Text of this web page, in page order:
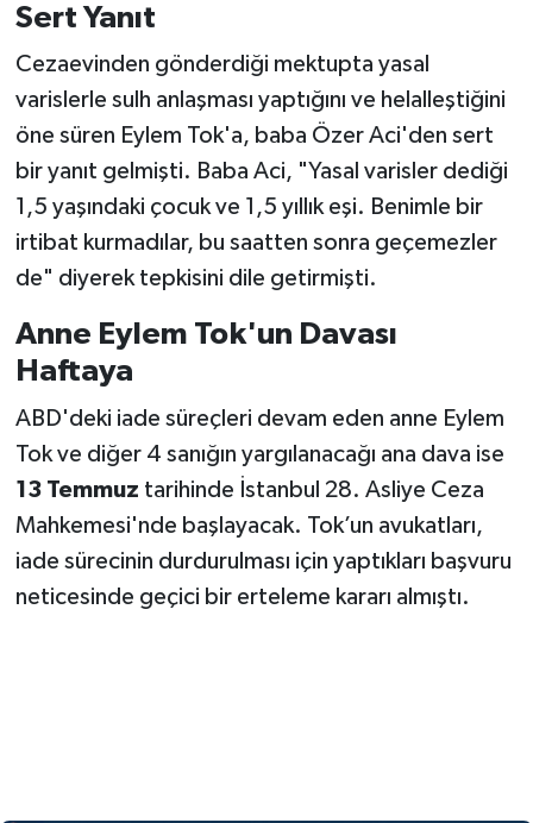
Sert Yanıt
Cezaevinden gönderdiği mektupta yasal
varislerle sulh anlaşması yaptığını ve helalleştiğini
öne süren Eylem Tok'a, baba Özer Aci'den sert
bir yanıt gelmişti. Baba Aci, "Yasal varisler dediği
1,5 yaşındaki çocuk ve 1,5 yıllık eşi. Benimle bir
irtibat kurmadılar, bu saatten sonra geçemezler
de" diyerek tepkisini dile getirmişti.
Anne Eylem Tok'un Davası
Haftaya
ABD'deki iade süreçleri devam eden anne Eylem
Tok ve diğer 4 sanığın yargılanacağı ana dava ise
13 Temmuz tarihinde İstanbul 28. Asliye Ceza
Mahkemesi'nde başlayacak. Tok’un avukatları,
iade sürecinin durdurulması için yaptıkları başvuru
neticesinde geçici bir erteleme kararı almıştı.